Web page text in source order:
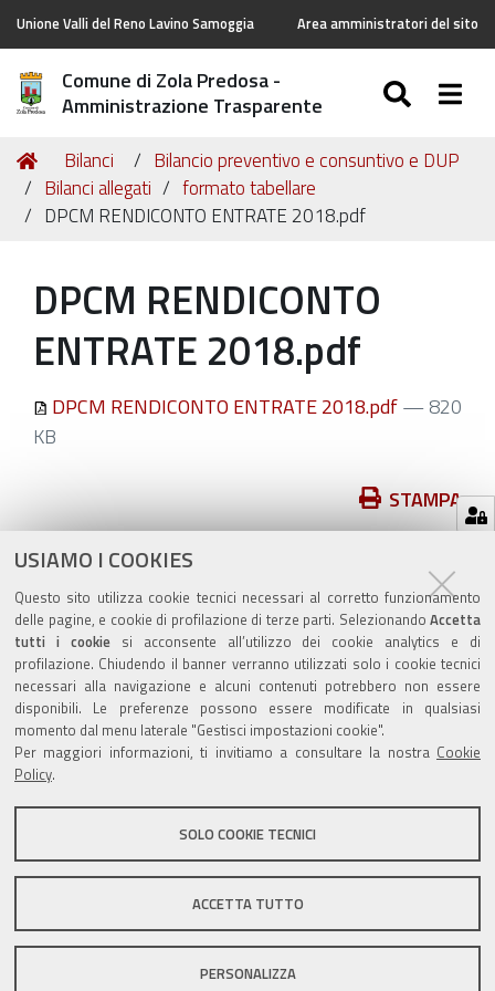
USIAMO I COOKIES
Questo sito utilizza cookie tecnici necessari al corretto funzionamento
delle pagine, e cookie di profilazione di terze parti. Selezionando Accetta
tutti i cookiesi acconsente all’utilizzo dei cookie analytics e di
profilazione. Chiudendo il banner verranno utilizzati solo i cookie tecnici
necessari alla navigazione e alcuni contenuti potrebbero non essere
disponibili. Le preferenze possono essere modificate in qualsiasi
momento dal menu laterale "Gestisci impostazioni cookie".
Per maggiori informazioni, ti invitiamo a consultare la nostra Cookie
Policy.
SOLO COOKIE TECNICI
ACCETTA TUTTO
PERSONALIZZA
Unione Valli del Reno Lavino Samoggia Area amministratori del sito
Comune di Zola Predosa -
Amministrazione Trasparente
Tu
sei
qui:
Home
Bilanci
Bilancio preventivo e consuntivo e DUP
Bilanci allegati
formato tabellare
DPCM RENDICONTO ENTRATE 2018.pdf
DPCM RENDICONTO
ENTRATE 2018.pdf
DPCM RENDICONTO ENTRATE 2018.pdf— 820
KB
sul
documento
STAMPA
ultima modifica
Valuta questo sito
Sito istituzionale Comune di Zola Predosa
Privacy policy|DPO|Accessibilità